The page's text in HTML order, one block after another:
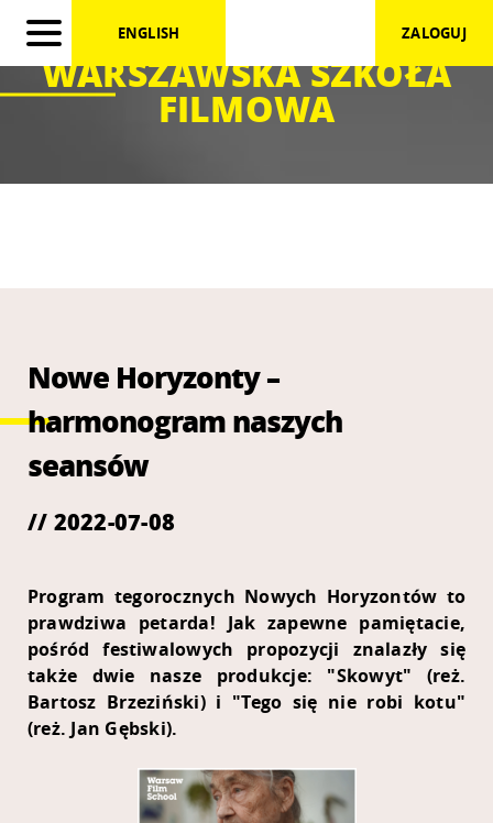
WARSZAWSKA SZKOŁA
FILMOWA
ENGLISH ZALOGUJ
Nowe Horyzonty –
harmonogram naszych
seansów
// 2022-07-08
Program tegorocznych Nowych Horyzontów to
prawdziwa petarda! Jak zapewne pamiętacie,
pośród festiwalowych propozycji znalazły się
także dwie nasze produkcje: "Skowyt" (reż.
Bartosz Brzeziński) i "Tego się nie robi kotu"
(reż. Jan Gębski).